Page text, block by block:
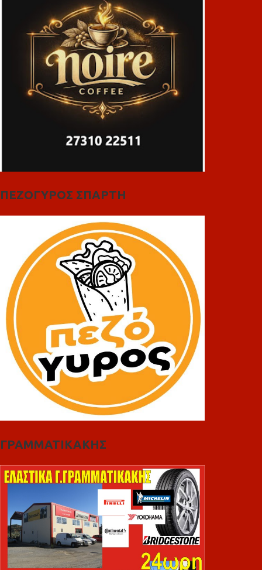
ΠΕΖΟΓΥΡΟΣ ΣΠΑΡΤΗ
ΓΡΑΜΜΑΤΙΚΑΚΗΣ